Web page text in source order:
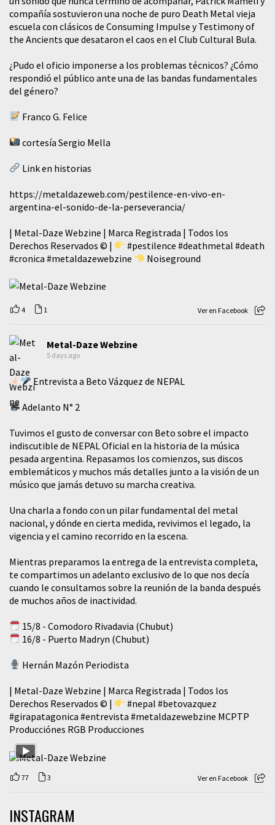
compañía sostuvieron una noche de puro Death Metal vieja
escuela con clásicos de Consuming Impulse y Testimony of
the Ancients que desataron el caos en el Club Cultural Bula.
¿Pudo el oficio imponerse a los problemas técnicos? ¿Cómo
respondió el público ante una de las bandas fundamentales
del género?
Franco G. Felice
cortesía Sergio Mella
Link en historias
https://metaldazeweb.com/pestilence-en-vivo-en-
argentina-el-sonido-de-la-perseverancia/
| Metal-Daze Webzine | Marca Registrada | Todos los
Derechos Reservados © |
#pestilence #deathmetal #death
#cronica #metaldazewebzine Noiseground
4 1 Ver en Facebook
Metal-Daze Webzine
5 days ago
Entrevista a Beto Vázquez de NEPAL
Adelanto N° 2
Tuvimos el gusto de conversar con Beto sobre el impacto
indiscutible de NEPAL Oficial en la historia de la música
pesada argentina. Repasamos los comienzos, sus discos
emblemáticos y muchos más detalles junto a la visión de un
músico que jamás detuvo su marcha creativa.
​Una charla a fondo con un pilar fundamental del metal
nacional, y dónde en cierta medida, revivimos el legado, la
vigencia y el camino recorrido en la escena.
Mientras preparamos la entrega de la entrevista completa,
te compartimos un adelanto exclusivo de lo que nos decía
cuando le consultamos sobre la reunión de la banda después
de muchos años de inactividad.
15/8 - Comodoro Rivadavia (Chubut)
16/8 - Puerto Madryn (Chubut)
Hernán Mazón Periodista
| Metal-Daze Webzine | Marca Registrada | Todos los
Derechos Reservados © |
#nepal #betovazquez
#girapatagonica #entrevista #metaldazewebzine MCPTP
Producciónes RGB Producciones
77 3 Ver en Facebook
INSTAGRAM